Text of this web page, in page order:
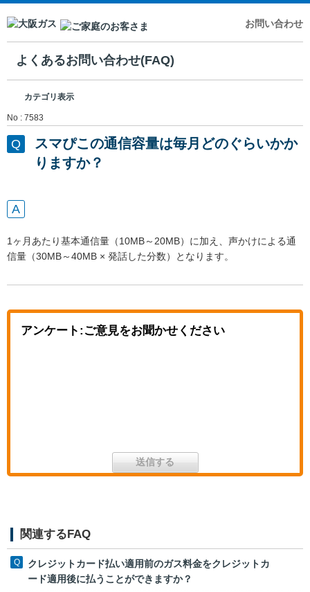
お問い合わせ
よくあるお問い合わせ(FAQ)
カテゴリ表示
No : 7583
スマぴこの通信容量は毎月どのぐらいかか
りますか？
1ヶ月あたり基本通信量（10MB～20MB）に加え、声かけによる通
信量（30MB～40MB × 発話した分数）となります。
アンケート:ご意見をお聞かせください
関連するFAQ
クレジットカード払い適用前のガス料金をクレジットカ
ード適用後に払うことができますか？